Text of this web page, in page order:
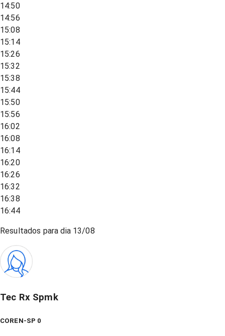
14:50
14:56
15:08
15:14
15:26
15:32
15:38
15:44
15:50
15:56
16:02
16:08
16:14
16:20
16:26
16:32
16:38
16:44
Resultados para dia 13/08
Tec Rx Spmk
COREN-SP 0